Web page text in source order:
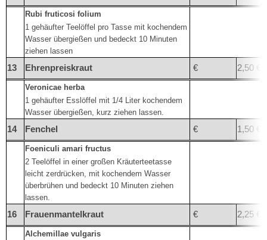
Rubi fruticosi folium
1 gehäufter Teelöffel pro Tasse mit kochendem
Wasser übergießen und bedeckt 10 Minuten
ziehen lassen
13 Ehrenpreiskraut € 2,50 €
Veronicae herba
1 gehäufter Esslöffel mit 1/4 Liter kochendem
Wasser übergießen, kurz ziehen lassen.
14 Fenchel € 1,50 €
Foeniculi amari fructus
2 Teelöffel in einer großen Kräuterteetasse
leicht zerdrücken, mit kochendem Wasser
überbrühen und bedeckt 10 Minuten ziehen
lassen.
16 Frauenmantelkraut € 2,25 €
Alchemillae vulgaris